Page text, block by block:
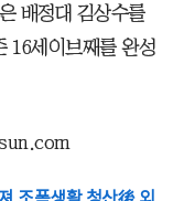
배정대 김상수를
16세이브째를 완성